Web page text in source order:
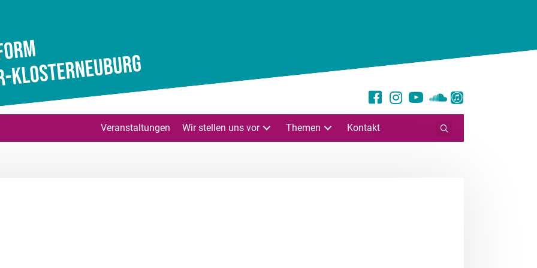
Veranstaltungen Wir stellen uns vor Themen Kontakt